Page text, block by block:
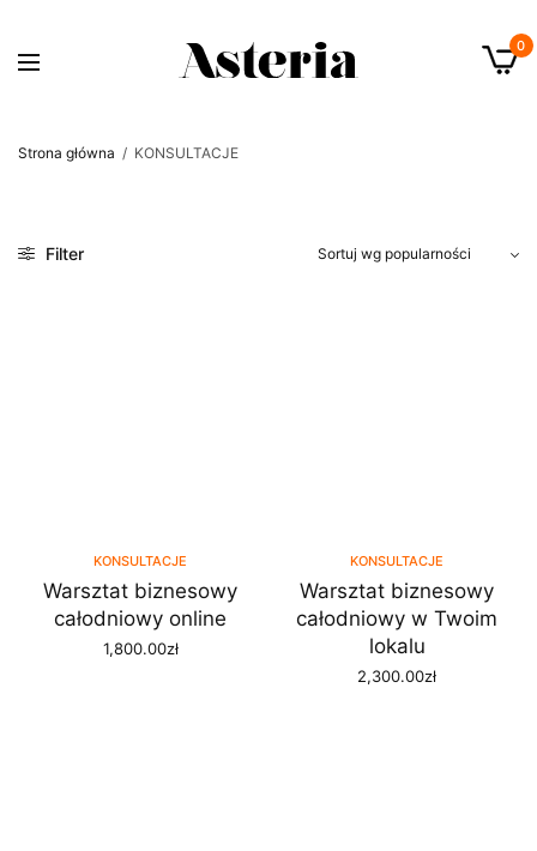
0
Strona główna / KONSULTACJE
Filter
KONSULTACJE
Warsztat biznesowy
całodniowy online
1,800.00zł
KONSULTACJE
Warsztat biznesowy
całodniowy w Twoim
lokalu
2,300.00zł